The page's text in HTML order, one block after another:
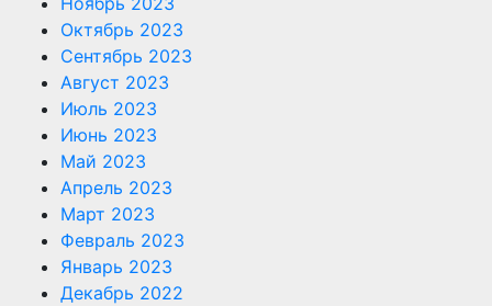
Октябрь 2023
Сентябрь 2023
Август 2023
Июль 2023
Июнь 2023
Май 2023
Апрель 2023
Март 2023
Февраль 2023
Январь 2023
Декабрь 2022